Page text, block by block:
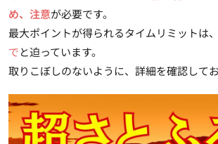
め、注意が必要です。
最大ポイントが得られるタイムリミットは、
でと迫っています。
取りこぼしのないように、詳細を確認してお